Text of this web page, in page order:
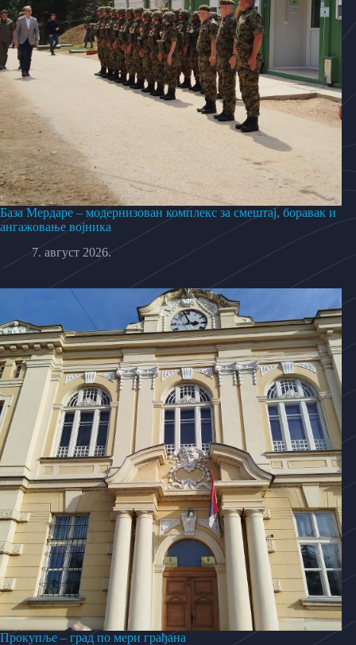
База Мердаре – модернизован комплекс за смештај, боравак и
ангажовање војника
7. август 2026.
Прокупље – град по мери грађана